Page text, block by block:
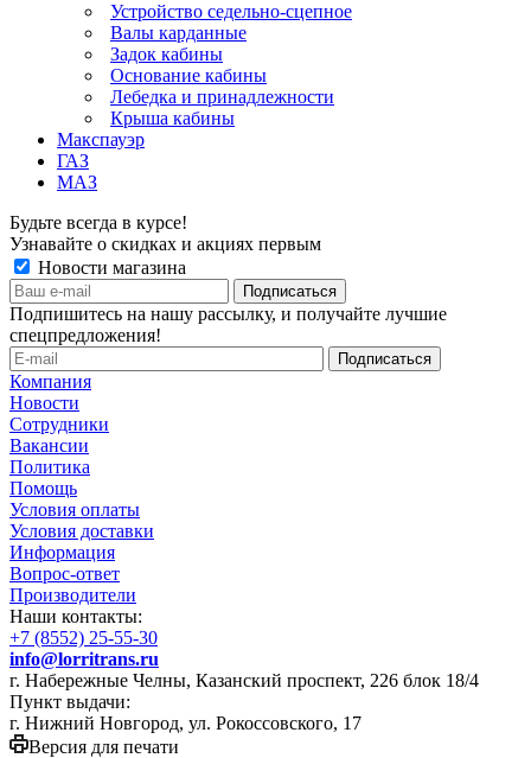
Устройство седельно-сцепное
Валы карданные
Задок кабины
Основание кабины
Лебедка и принадлежности
Крыша кабины
Макспауэр
ГАЗ
МАЗ
Будьте всегда в курсе!
Узнавайте о скидках и акциях первым
Новости магазина
Подпишитесь на нашу рассылку, и получайте лучшие
спецпредложения!
Компания
Новости
Сотрудники
Вакансии
Политика
Помощь
Условия оплаты
Условия доставки
Информация
Вопрос-ответ
Производители
Наши контакты:
+7 (8552) 25-55-30
info@lorritrans.ru
г. Набережные Челны, Казанский проспект, 226 блок 18/4
Пункт выдачи:
г. Нижний Новгород, ул. Рокоссовского, 17
Версия для печати